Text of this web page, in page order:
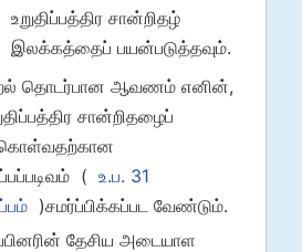
உறுதிப்பத்திர சான்றிதழ்
இலக்கத்தைப் பயன்படுத்தவும்.
தொடர்பான ஆவணம் எனின்,
சான்றிதழைப்
( உ.ப. 31
)சமர்ப்பிக்கப்பட வேண்டும்.
தேசிய அடையாள